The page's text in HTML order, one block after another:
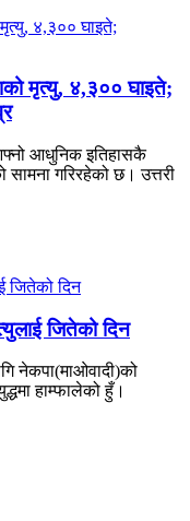
मृत्यु, ४,३०० घाइते;
आधुनिक इतिहासकै
सामना गरिरहेको छ। उत्तरी
जितेको दिन
नेकपा(माओवादी)को
हाम्फालेको हुँ।